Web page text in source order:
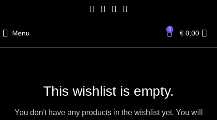
Menu 0 € 0,00
This wishlist is empty.
You don't have any products in the wishlist yet. You will